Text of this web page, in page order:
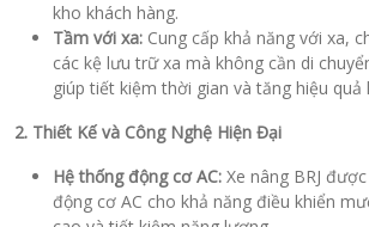
kho khách hàng.
Tầm với xa: Cung cấp khả năng với xa,
các kệ lưu trữ xa mà không cần di
giúp tiết kiệm thời gian và tăng hiệu quả
2. Thiết Kế và Công Nghệ Hiện Đại
Hệ thống động cơ AC: Xe nâng BRJ
động cơ AC cho khả năng điều khiển